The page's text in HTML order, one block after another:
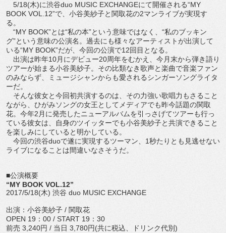
5/18(木)に渋谷duo MUSIC EXCHANGEにて開催される“MY
BOOK VOL.12”で、小谷美紗子と関取花の2マンライブが実現す
る。
“MY BOOK”とは“私の本”という意味ではなく、“私のブッキン
グ”という意味の公演名。過去にも様々なアーティストが出演して
いる“MY BOOK”だが、今回の公演で12回目となる。
出演は昨年10月にデビュー20周年をむかえ、今月末から弾き語り
ツアーが始まる小谷美紗子。その比類なき歌声と楽曲で音楽ファン
のみならず、ミュージシャンからも愛されるシンガーソングライタ
ーだ。
そんな彼女と今回初共演するのは、その力強い歌唱力もさること
ながら、ひがみソングの女王としてメディアでも昨今話題の関取
花。今年2月に発売したニューアルバムを引っさげてツアーも行っ
ている彼女は、自身のツイッターでも小谷美紗子と共演できること
を楽しみにしていると明かしている。
今回の渋谷duoで遂に実現するツーマン、1秒たりとも見逃せない
ライブになることは間違いなさそうだ。
■公演概要
“MY BOOK VOL.12”
2017/5/18(木) 渋谷 duo MUSIC EXCHANGE
出演：小谷美紗子 / 関取花
OPEN 19：00 / START 19：30
前売 3,240円 / 当日 3,780円(共に税込、ドリンク代別)